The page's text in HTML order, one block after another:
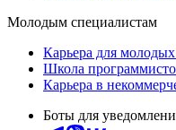
Молодым специалистам
Карьера для
Школа
Карьера в
Боты для